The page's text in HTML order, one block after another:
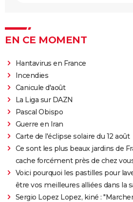
streaming, critiques, Disney+...
Uncharted : faut-il connaître le
film ?
Venom : synopsis, casting,
le film avec Tom Hardy
Ant-Man 3 : critiques, scène
annonce, casting...
Fast and Furious 9 : synopsis,
annonce, streaming, photos,
Top Gun Maverick : Tom
des avions pour les besoins du
EN CE MOMENT
Hantavirus en France
Incendies
Canicule d'août
La Liga sur DAZN
Pascal Obispo
Guerre en Iran
Carte de l'éclipse solaire du 12 août
Ce sont les plus beaux jardins de
cache forcément près de chez
Voici pourquoi les pastilles pour
être vos meilleures alliées dans la
Sergio Lopez Lopez, kiné :